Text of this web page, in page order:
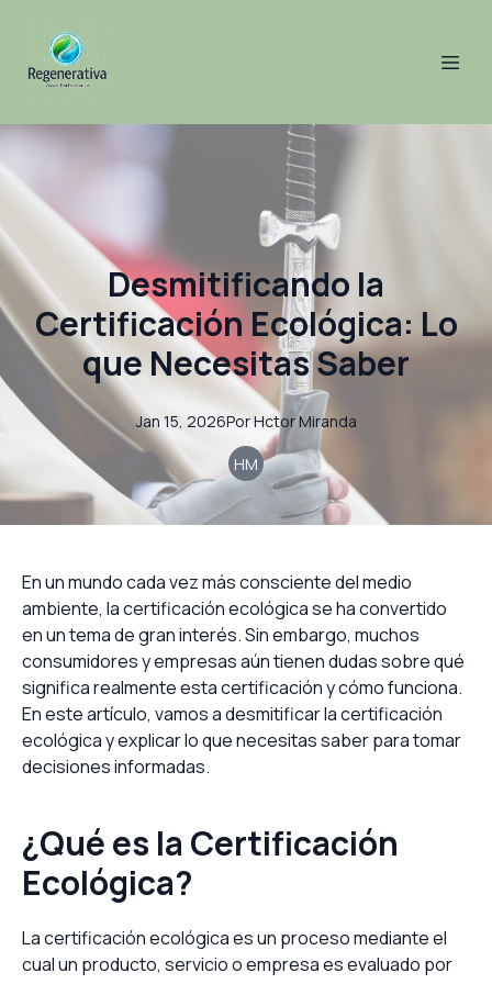
Desmitificando la
Certificación Ecológica: Lo
que Necesitas Saber
Jan 15, 2026PorHctorMiranda
HM
En un mundo cada vez más consciente del medio
ambiente, la certificación ecológica se ha convertido
en un tema de gran interés. Sin embargo, muchos
consumidores y empresas aún tienen dudas sobre qué
significa realmente esta certificación y cómo funciona.
En este artículo, vamos a desmitificar la certificación
ecológica y explicar lo que necesitas saber para tomar
decisiones informadas.
¿Qué es la Certificación
Ecológica?
La certificación ecológica es un proceso mediante el
cual un producto, servicio o empresa es evaluado por